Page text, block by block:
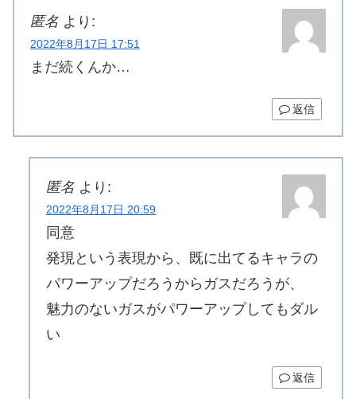
匿名 より:
2022年8月17日 17:51
まだ続くんか…
返信
匿名 より:
2022年8月17日 20:59
同意
発現という表現から、既に出てるキャラの
パワーアップだろうからガスだろうが、
魅力のないガスがパワーアップしてもダル
い
返信